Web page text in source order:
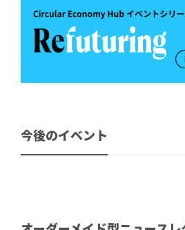
今後のイベント